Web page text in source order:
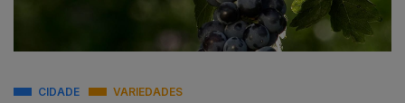
CIDADE VARIEDADES